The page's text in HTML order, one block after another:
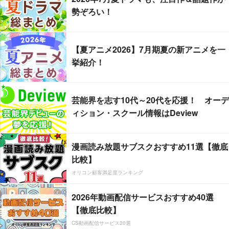
勢ぞろい！
【夏アニメ2026】7月期夏の新アニメを一
挙紹介！
芸能界を志す10代～20代を応援！ オーデ
ィション・スクール情報はDeview
漫画読み放題サブスクおすすめ11選【徹底
比較】
オリコン顧客満足度ランキング
2026年動画配信サービスおすすめ40選
【徹底比較】
CS動画配信サービス20選